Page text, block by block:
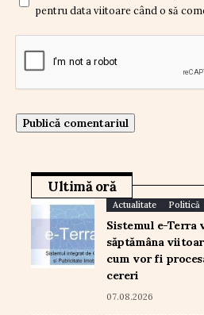
pentru data viitoare când o să
Ultimă oră
Actualitate Politică
Sistemul e-
săptămâna
cum vor fi
cereri
07.08.2026